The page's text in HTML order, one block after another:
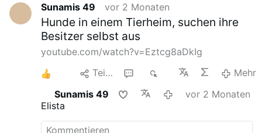
Offenbarung, daß das trotz der gewährten
…
Mehr
Sunamis 49 vor 2 Monaten
Hunde in einem Tierheim, suchen ihre
Besitzer selbst aus
youtube.com/watch?v=Eztcg8aDkIg
Teilen
Mehr
Sunamis 49
vor 2 Monaten
Elista